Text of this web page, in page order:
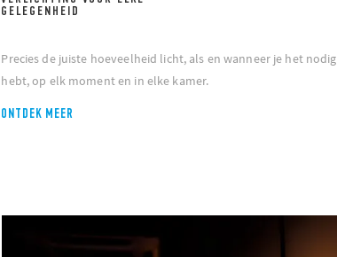
GELEGENHEID
Precies de juiste hoeveelheid licht, als en wanneer je het nodig
hebt, op elk moment en in elke kamer.
ONTDEK MEER